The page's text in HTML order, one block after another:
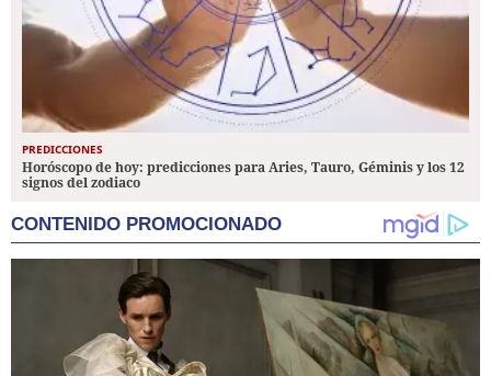
PREDICCIONES
Horóscopo de hoy: predicciones para Aries, Tauro, Géminis y los 12
signos del zodiaco
CONTENIDO PROMOCIONADO